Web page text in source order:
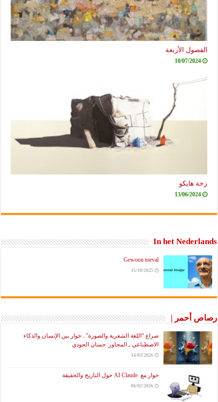
الفصول الأربعة
10/07/2024
زخة هايكو
13/06/2024
In het Nederlands
Gewoon toeval
15/10/2025
رصاص أحمر |
صراع “اللغة الشعرية والصورة”.. حوار بين الإنسان والذكاء
الاصطناعي ـ المحاور: حسان الجودي
14/03/2026
حوار مع AI Claude حول التاريخ والحقيقة
06/02/2026